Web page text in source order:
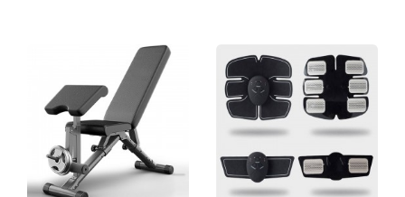
Ajouter au panier Ajouter au panier